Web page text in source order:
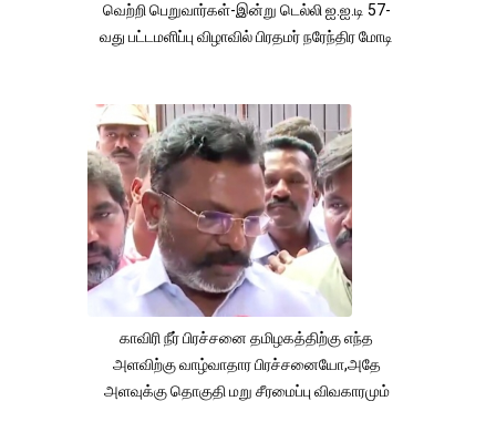
வெற்றி பெறுவார்கள்-இன்று டெல்லி ஐ.ஐ.டி 57-
வது பட்டமளிப்பு விழாவில் பிரதமர் நரேந்திர மோடி
காவிரி நீர் பிரச்சனை தமிழகத்திற்கு எந்த
அளவிற்கு வாழ்வாதார பிரச்சனையோ,அதே
அளவுக்கு தொகுதி மறு சீரமைப்பு விவகாரமும்